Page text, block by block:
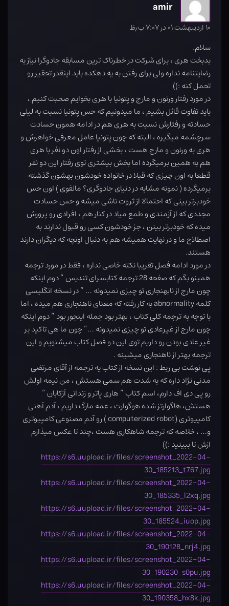
amir
۱۰ اردیبهشت ۰۱ در ۷:۰۷ ب٫ظ
سلام.
بدبخت هری ، برای شرکت در خطرناک ترین مسابقه جادوگرا نیاز به
رضایتنامه نداره ولی برای رفتن به یه دهکده باید اینقدر تحقیر رو
تحمل کنه :))
در مورد رفتار ورنون و مارج و پتونیا با هری بخوایم صحبت کنیم ،
باید تفاوت قائل بشیم ، ما میدونیم که حس پتونیا نسبت به لیلی
حسادته و رفتارش نسبت به هری هم در ادامه همون حسادت
سرچشمه میگیره ، البته که چون پتونیا عامل معرفی خواهرش و
هری به ورنون و مارج هست ، بخشی از رفتار اون دو نفر با هری
هم به همین برمیگرده اما بخش بیشتری توی رفتار این دو نفر
قطعا به اون چیزی که قبلا در خانواده خودشون بهشون گذشته
برمیگرده ( نمونه مشابه در دنیای جادوگری؟ مالفوی ) اون حس
خودبرتر بینی که احتمالا از ثروت ناشی میشه و حس حسادت
مجددی که از آزمندی و طمع میاد در کنار هم ، افرادی رو پرورش
میده که خودبرتر بینن ، جز خودشون کسی رو قبول ندارند به
اصطلاح ما و در نهایت همیشه هم به دنبال اونچه که دیگران دارند
هستند.
در مورد ادامه فصل تقریبا نکته خاصی نداره ، فقط در مورد ترجمه
همینو بگم که صفحه 28 ترجمه کتابسرای تندیس ” دوم اینکه
چون مارج از نابهنجاری تو چیزی نمیدونه … ” در نسخه انگلیسی
کلمه abnormality به کار رفته که معنای ناهنجاری هم میده ، اما
با توجه به ترجمه کلی کتاب ، بهتر بود جمله اینجور بود ” دوم اینکه
چون مارج از غیرعادی تو چیزی نمیدونه …” چون ما هی تاکید بر
غیر عادی بودن رو داریم توی این دو فصل کتاب میشنویم و این
ترجمه بهتر از ناهنجاری میشینه .
پی نوشت بی ربط : این نسخه از کتاب یه ترجمه از آقای مرتضی
مدنی نژاد داره که به شدت هم سمی هستش ، من نیمه اولش
رو پی دی اف دارم، اسم کتاب ” هاری پاتر و زندانی آزکابان ”
هستش، هاگوارتز شده هوگوارت ، عمه مارگ داریم ، آدم آهنی
کامپیوتری (computerized robot ) رو آدم مصنوعی کامپیوتری
و… ، خلاصه که ترجمه شاهکاری هست ،چند تا عکس میذارم
ازش تا ببینید :))
https://s6.uupload.ir/files/screenshot_2022-04-
30_185213_t767.jpg
https://s6.uupload.ir/files/screenshot_2022-04-
30_185335_l2xq.jpg
https://s6.uupload.ir/files/screenshot_2022-04-
30_185524_iuop.jpg
https://s6.uupload.ir/files/screenshot_2022-04-
30_190128_nrj4.jpg
https://s6.uupload.ir/files/screenshot_2022-04-
30_190230_s0pu.jpg
https://s6.uupload.ir/files/screenshot_2022-04-
30_190358_hx8k.jpg